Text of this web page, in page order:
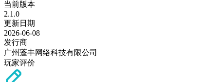
当前版本
2.1.0
更新日期
2026-06-08
发行商
广州蓬丰网络科技有限公司
玩家评价